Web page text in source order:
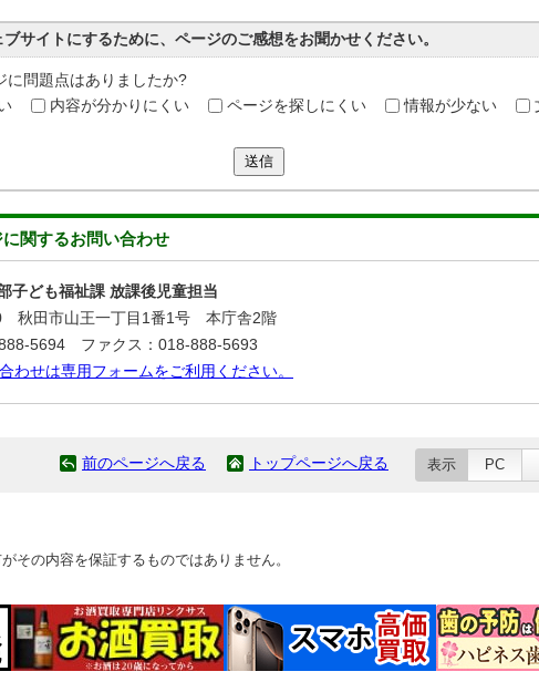
サイトにするために、ページのご感想をお聞かせください。
に問題点はありましたか?
内容が分かりにくい ページを探しにくい 情報が少ない
送信
関するお問い合わせ
子ども福祉課 放課後児童担当
秋田市山王一丁目1番1号 本庁舎2階
5694 ファクス：018-888-5693
わせは専用フォームをご利用ください。
前のページへ戻る トップページへ戻る 表示 PC
その内容を保証するものではありません。